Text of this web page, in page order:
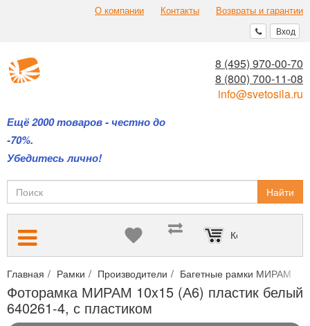
О компании Контакты Возвраты и гарантии
Вход
Ещё 2000 товаров - честно до
-70%.
Убедитесь лично!
8 (495) 970-00-70
8 (800) 700-11-08
info@svetosila.ru
Найти
Корзина пуста
Главная Рамки Производители Багетные рамки МИРАМ
Фоторамка МИРАМ 10x15 (А6) пластик белый
640261-4, с пластиком